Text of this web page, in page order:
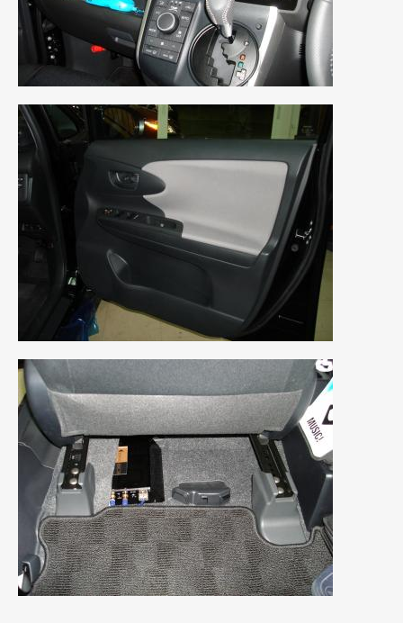
2020年10月(1)
2020年9月(3)
2020年8月(4)
2020年7月(3)
(2)
2020年5月 (4)
(4)
2020年3月
2020年2月 (12)
2020年1月
2019年12月
2019年11月(12)
2019年10月(7)
2019年9月 (12)
2019年8月(10)
2019年7月(17)
2019年6月(16)